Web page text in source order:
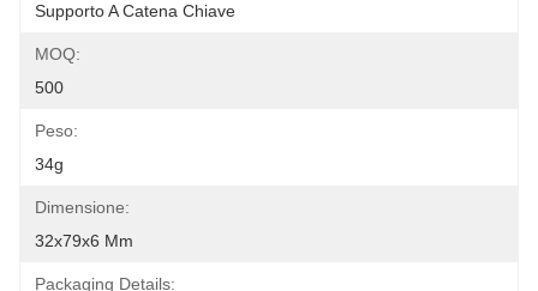
Supporto A Catena Chiave
MOQ:
500
Peso:
34g
Dimensione:
32x79x6 Mm
Packaging Details: